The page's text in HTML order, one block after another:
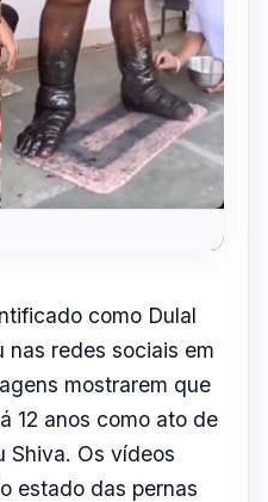
como Dulal
nas redes sociais em
mostrarem que
12 anos como ato de
Shiva. Os vídeos
estado das pernas